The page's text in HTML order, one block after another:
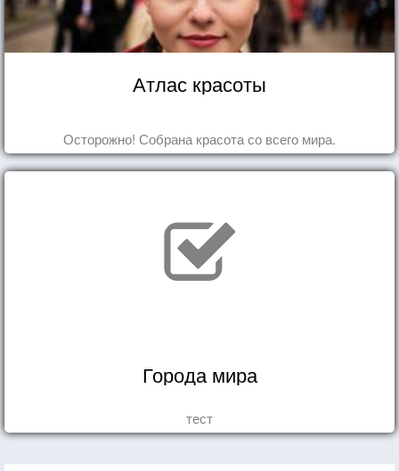
Атлас красоты
Осторожно! Собрана красота со всего мира.
Города мира
тест